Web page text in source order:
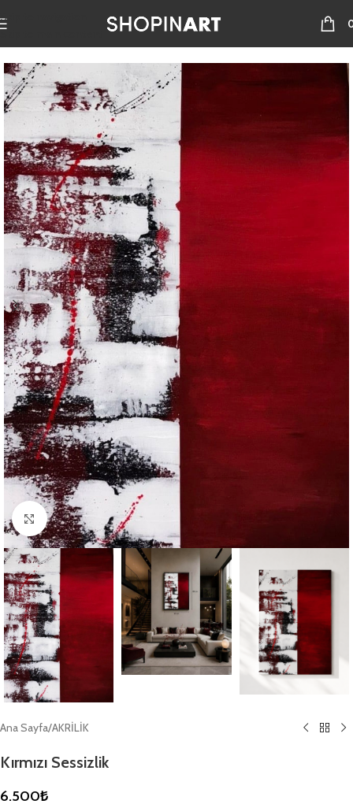
Skip to navigation
Skip to main content
Büyütmek için tıklayın
Ana Sayfa/AKRİLİK
Kırmızı Sessizlik
6.500₺